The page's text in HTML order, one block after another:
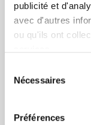
publicité et
avec d'autres
ou qu'ils ont
Nécessaires
Préférences